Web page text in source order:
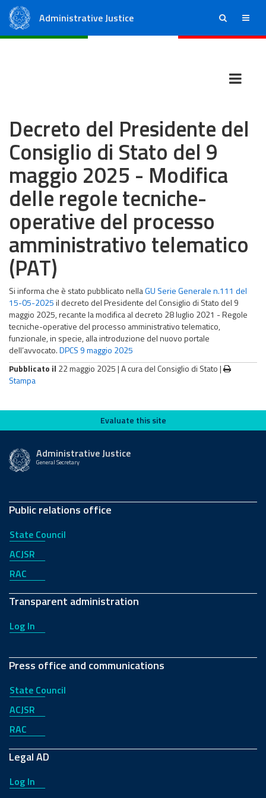
Administrative Justice ricerca menu
Decreto del Presidente del
Consiglio di Stato del 9
maggio 2025 - Modifica
delle regole tecniche-
operative del processo
amministrativo telematico
(PAT)
Si informa che è stato pubblicato nellaGU Serie Generale n.111 del
15-05-2025il decreto del Presidente del Consiglio di Stato del 9
maggio 2025, recante la modifica al decreto 28 luglio 2021 - Regole
tecniche-operative del processo amministrativo telematico,
funzionale, in specie, alla introduzione del nuovo portale
dell’avvocato.DPCS 9 maggio 2025
Pubblicato il 22 maggio 2025 |A cura del Consiglio di Stato|
Stampa
Evaluate this siteEvaluate this site
Administrative Justice
General Secretary
Public relations office
State Council
ACJSR
RAC
Transparent administration
Log In
Press office and communications
State Council
ACJSR
RAC
Legal AD
Log In